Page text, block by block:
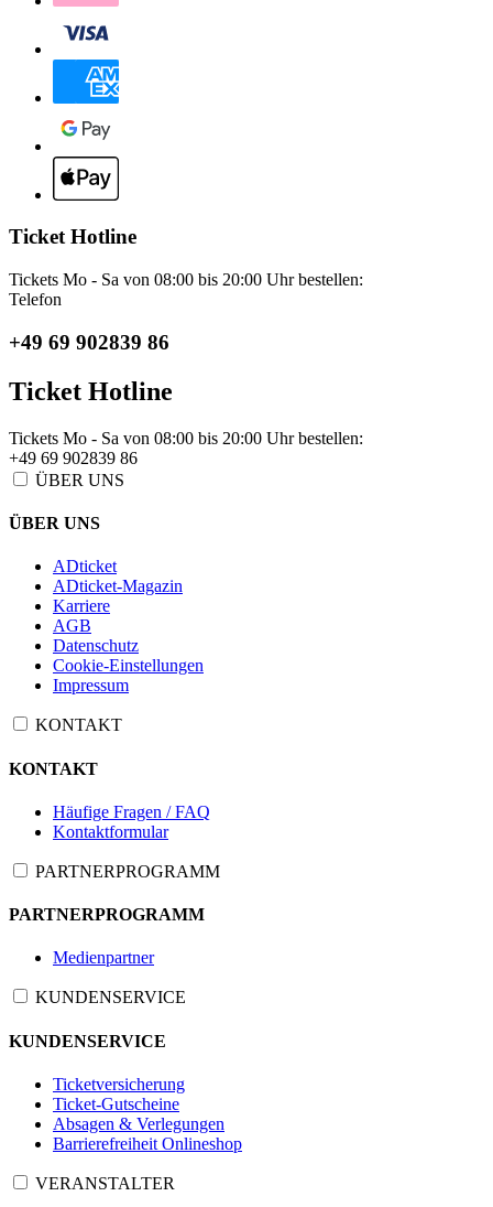
Ticket Hotline
Tickets Mo - Sa von 08:00 bis 20:00 Uhr bestellen:
Telefon
+49 69 902839 86
Ticket Hotline
Tickets Mo - Sa von 08:00 bis 20:00 Uhr bestellen:
+49 69 902839 86
ÜBER UNS
ÜBER UNS
ADticket
ADticket-Magazin
Karriere
AGB
Datenschutz
Cookie-Einstellungen
Impressum
KONTAKT
KONTAKT
Häufige Fragen / FAQ
Kontaktformular
PARTNERPROGRAMM
PARTNERPROGRAMM
Medienpartner
KUNDENSERVICE
KUNDENSERVICE
Ticketversicherung
Ticket-Gutscheine
Absagen & Verlegungen
Barrierefreiheit Onlineshop
VERANSTALTER